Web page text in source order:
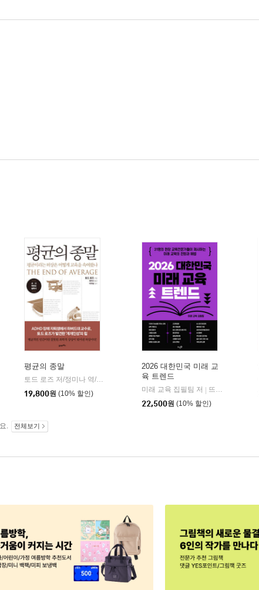
| 한빛미디어
평균의 종말
토드 로즈 저/정미나 역/이우일 감수
21세기북스
19,800원 (10% 할인)
2026 대한민국 미래 교
육 트렌드
미래 교육 집필팀 저
뜨인돌
22,500원 (10% 할인)
. 전체보기